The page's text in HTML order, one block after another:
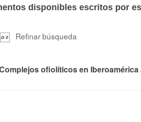
disponibles escritos por
Refinar búsqueda
ofiolíticos en Iberoamérica